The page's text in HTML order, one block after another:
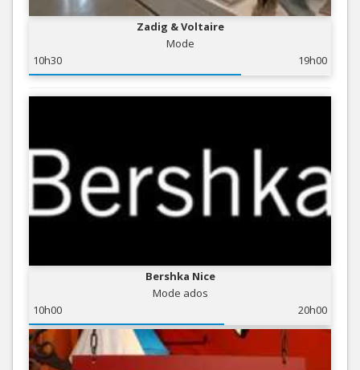
Zadig & Voltaire
Mode
10h30
19h00
Bershka Nice
Mode ados
10h00
20h00